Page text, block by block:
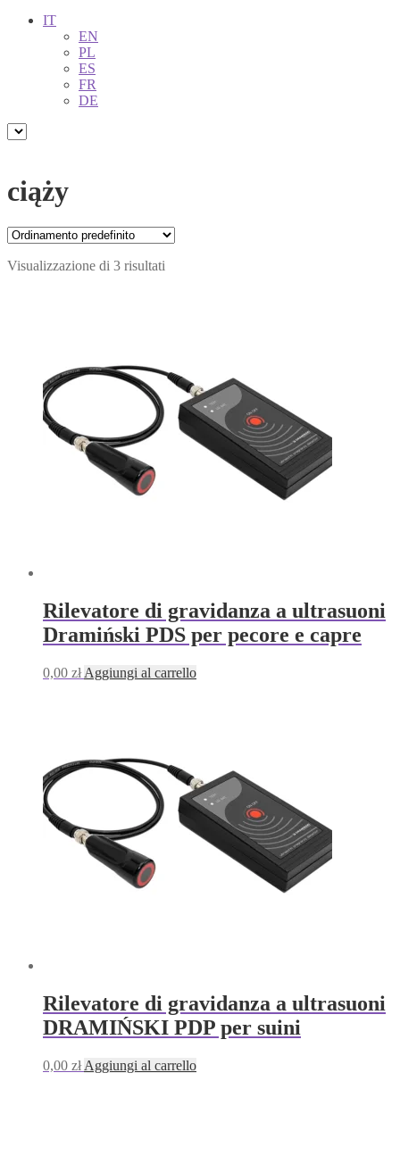
IT
EN
PL
ES
FR
DE
ciąży
Visualizzazione di 3 risultati
Rilevatore di gravidanza a ultrasuoni
Dramiński PDS per pecore e capre
0,00 zł Aggiungi al carrello
Rilevatore di gravidanza a ultrasuoni
DRAMIŃSKI PDP per suini
0,00 zł Aggiungi al carrello